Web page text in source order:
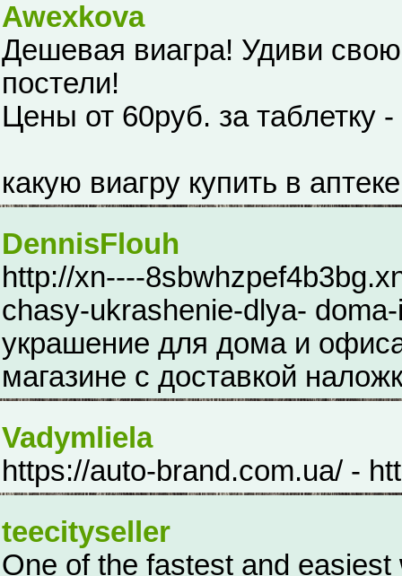
Awexkova
Дешевая виагра! Удиви
постели!
Цены от 60руб. за таблетку
какую виагру купить в аптеке
DennisFlouh
http://xn----
chasy-ukrashenie-dlya-
украшение для дома и
магазине с доставкой
Vadymliela
https://auto-brand.com.ua/ -
teecityseller
One of the fastest and